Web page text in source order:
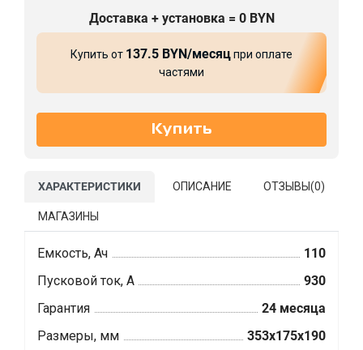
Доставка + установка = 0 BYN
Купить от 137.5 BYN/месяцпри оплате
частями
ХАРАКТЕРИСТИКИ ОПИСАНИЕ ОТЗЫВЫ(0)
МАГАЗИНЫ
Емкость, Ач
110
Пусковой ток, А
930
Гарантия
24 месяца
Размеры, мм
353х175х190